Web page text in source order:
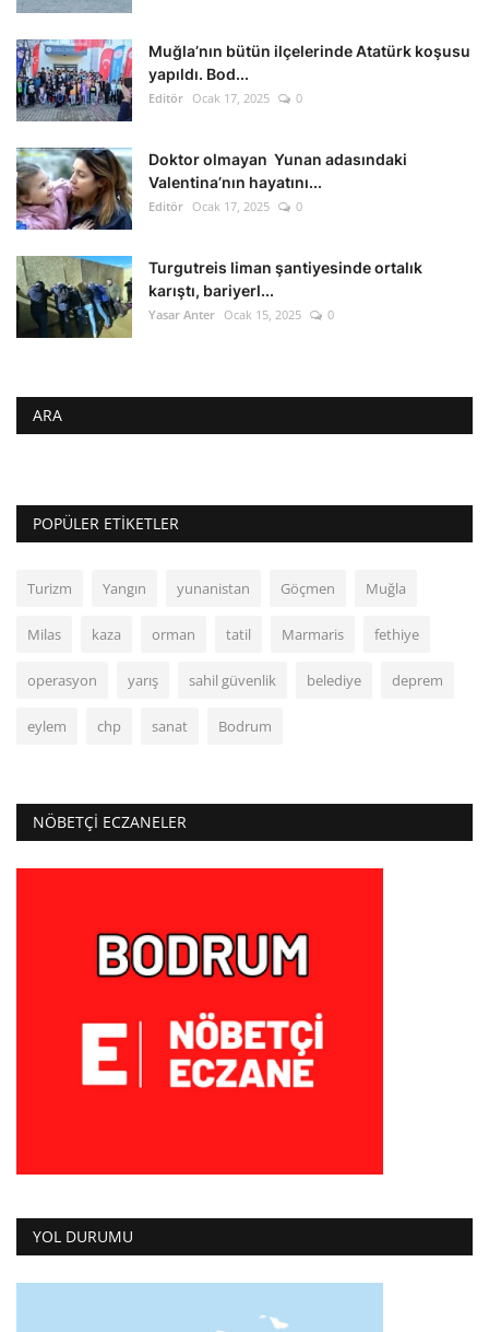
Muğla’nın bütün ilçelerinde Atatürk koşusu
yapıldı. Bod...
Editör Ocak 17, 2025 0
Doktor olmayan Yunan adasındaki
Valentina’nın hayatını...
Editör Ocak 17, 2025 0
Turgutreis liman şantiyesinde ortalık
karıştı, bariyerl...
Yasar Anter Ocak 15, 2025 0
ARA
POPÜLER ETIKETLER
Turizm Yangın yunanistan Göçmen Muğla
Milas kaza orman tatil Marmaris fethiye
operasyon yarış sahil güvenlik belediye deprem
eylem chp sanat Bodrum
NÖBETÇI ECZANELER
YOL DURUMU